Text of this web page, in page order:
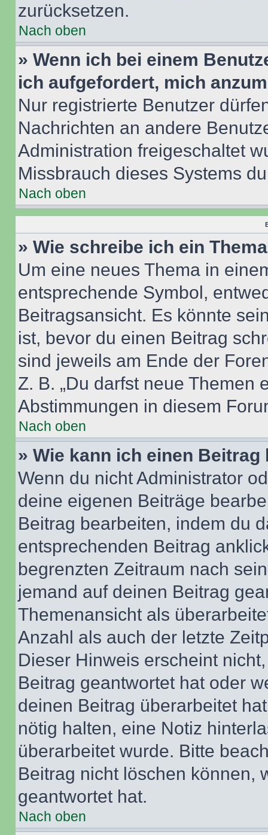
zurücksetzen.
Nach oben
» Wenn ich bei einem
ich aufgefordert, mich
Nur registrierte Benutzer
Nachrichten an andere
Administration freigeschaltet
Missbrauch dieses Systems
Nach oben
» Wie schreibe ich ein
Um eine neues Thema in
entsprechende Symbol,
Beitragsansicht. Es könnte
ist, bevor du einen Beitrag
sind jeweils am Ende der
Z. B. „Du darfst neue Themen
Abstimmungen in diesem
Nach oben
» Wie kann ich einen
Wenn du nicht Administrator
deine eigenen Beiträge
Beitrag bearbeiten, indem du
entsprechenden Beitrag
begrenzten Zeitraum nach
jemand auf deinen Beitrag
Themenansicht als
Anzahl als auch der letzte
Dieser Hinweis erscheint
Beitrag geantwortet hat oder
deinen Beitrag überarbeitet
nötig halten, eine Notiz
überarbeitet wurde. Bitte
Beitrag nicht löschen können,
geantwortet hat.
Nach oben